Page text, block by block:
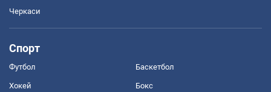
Черкаси
Спорт
Футбол Баскетбол
Хокей Бокс